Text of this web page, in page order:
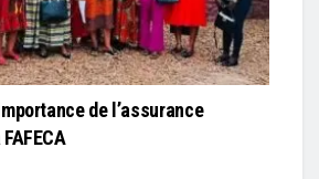
de l’assurance